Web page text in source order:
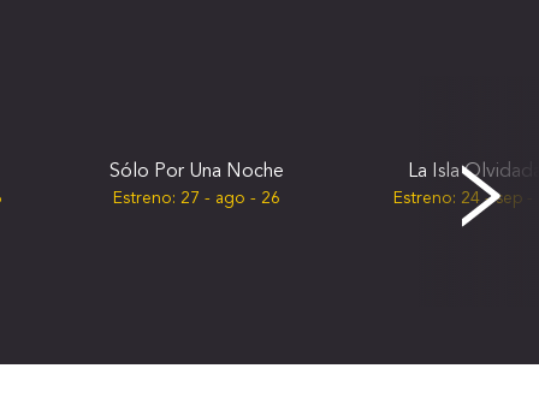
Sólo Por Una Noche
Estreno: 27 - ago - 26
La Isla
Estreno: 24 - sep -